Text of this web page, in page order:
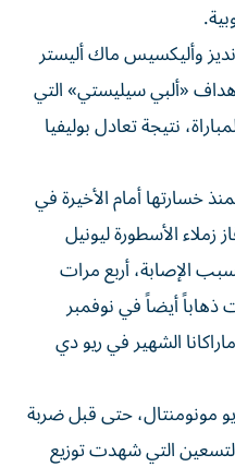
وأليكسيس ماك أليستر
«ألبي سيليستي» التي
نتيجة تعادل بوليفيا
خسارتها أمام الأخيرة في
كوبا أمريكا 2019، فاز زملاء الأسطورة ليونيل
الإصابة، أربع مرات
ذهاباً أيضاً في نوفمبر
الشهير في ريو دي
مونومنتال، حتى قبل ضربة
التي شهدت توزيع